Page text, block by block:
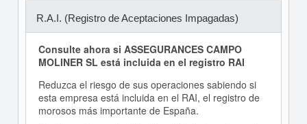
R.A.I. (Registro de Aceptaciones Impagadas)
Consulte ahora si ASSEGURANCES CAMPO
MOLINER SL está incluida en el registro RAI
Reduzca el riesgo de sus operaciones sabiendo si
esta empresa está incluida en el RAI, el registro de
morosos más importante de España.